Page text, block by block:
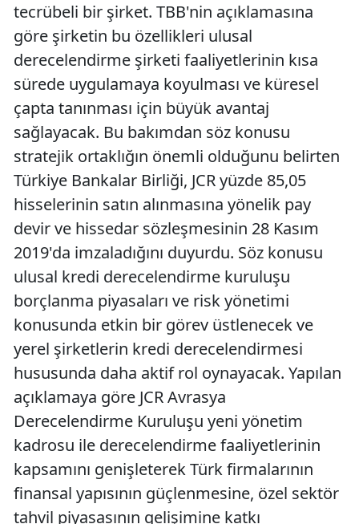
tecrübeli bir şirket. TBB'nin açıklamasına
göre şirketin bu özellikleri ulusal
derecelendirme şirketi faaliyetlerinin kısa
sürede uygulamaya koyulması ve küresel
çapta tanınması için büyük avantaj
sağlayacak. Bu bakımdan söz konusu
stratejik ortaklığın önemli olduğunu belirten
Türkiye Bankalar Birliği, JCR yüzde 85,05
hisselerinin satın alınmasına yönelik pay
devir ve hissedar sözleşmesinin 28 Kasım
2019'da imzaladığını duyurdu. Söz konusu
ulusal kredi derecelendirme kuruluşu
borçlanma piyasaları ve risk yönetimi
konusunda etkin bir görev üstlenecek ve
yerel şirketlerin kredi derecelendirmesi
hususunda daha aktif rol oynayacak. Yapılan
açıklamaya göre JCR Avrasya
Derecelendirme Kuruluşu yeni yönetim
kadrosu ile derecelendirme faaliyetlerinin
kapsamını genişleterek Türk firmalarının
finansal yapısının güçlenmesine, özel sektör
tahvil piyasasının gelişimine katkı